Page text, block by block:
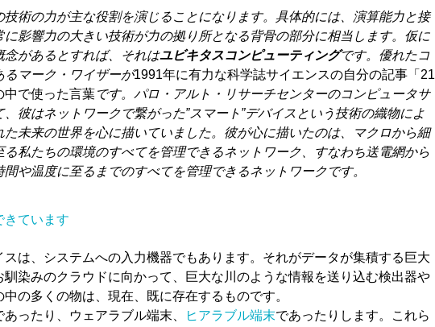
術の力が主な役割を演じることになります。具体的には、演算能力と接
影響力の大きい技術が力の拠り所となる背骨の部分に相当します。仮に
念があるとすれば、それはユビキタスコンピューティングです。優れたコ
るマーク・ワイザーが1991年に有力な科学誌サイエンスの自分の記事「21
中で使った言葉です。パロ・アルト・リサーチセンターのコンピュータサ
彼はネットワークで繋がった”スマート”デバイスという技術の織物によ
た未来の世界を心に描いていました。彼が心に描いたのは、マクロから細
る私たちの環境のすべてを管理できるネットワーク、すなわち送電網から
や温度に至るまでのすべてを管理できるネットワークです。
きています
スは、システムへの入力機器でもあります。それがデータが集積する巨大
染みのクラウドに向かって、巨大な川のような情報を送り込む検出器や
の多くの物は、現在、既に存在するものです。
ったり、ウェアラブル端末、
ヒアラブル端末であったりします。これら